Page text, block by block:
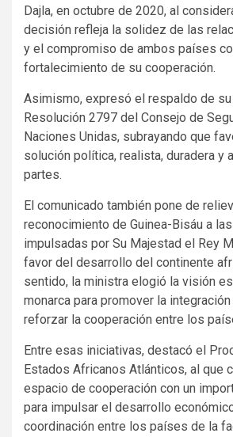
Dajla, en octubre de 2020, al
decisión refleja la solidez de las
y el compromiso de ambos países
fortalecimiento de su cooperación.
Asimismo, expresó el respaldo de su
Resolución 2797 del Consejo de
Naciones Unidas, subrayando que
solución política, realista, duradera y
partes.
El comunicado también pone de
reconocimiento de Guinea-Bisáu a
impulsadas por Su Majestad el Rey
favor del desarrollo del continente
sentido, la ministra elogió la visión
monarca para promover la
reforzar la cooperación entre los
Entre esas iniciativas, destacó el
Estados Africanos Atlánticos, al que
espacio de cooperación con un
para impulsar el desarrollo
coordinación entre los países de la